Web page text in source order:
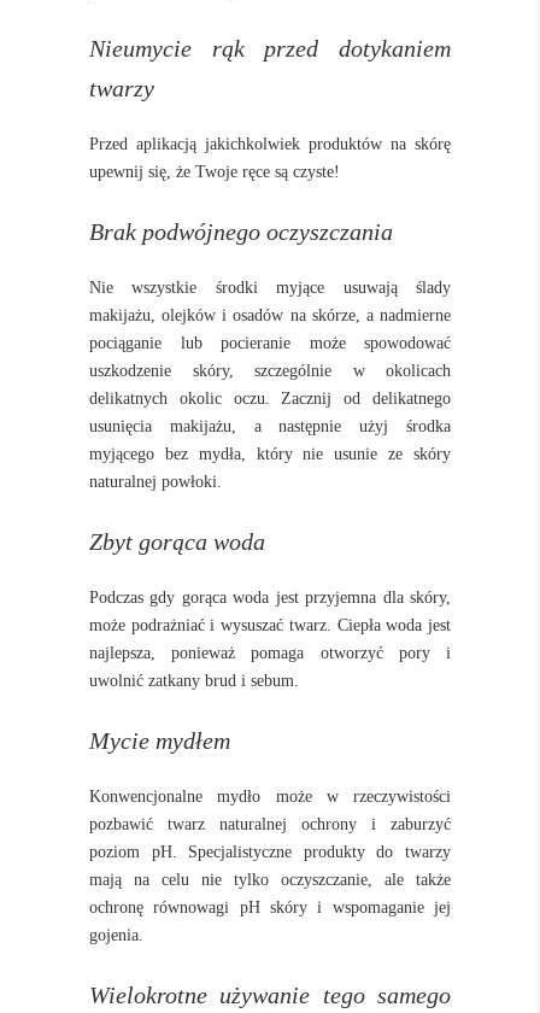
Nieumycie rąk przed dotykaniem
twarzy
Przed aplikacją jakichkolwiek produktów na skórę
upewnij się, że Twoje ręce są czyste!
Brak podwójnego oczyszczania
Nie wszystkie środki myjące usuwają ślady
makijażu, olejków i osadów na skórze, a nadmierne
pociąganie lub pocieranie może spowodować
uszkodzenie skóry, szczególnie w okolicach
delikatnych okolic oczu. Zacznij od delikatnego
usunięcia makijażu, a następnie użyj środka
myjącego bez mydła, który nie usunie ze skóry
naturalnej powłoki.
Zbyt gorąca woda
Podczas gdy gorąca woda jest przyjemna dla skóry,
może podrażniać i wysuszać twarz. Ciepła woda jest
najlepsza, ponieważ pomaga otworzyć pory i
uwolnić zatkany brud i sebum.
Mycie mydłem
Konwencjonalne mydło może w rzeczywistości
pozbawić twarz naturalnej ochrony i zaburzyć
poziom pH. Specjalistyczne produkty do twarzy
mają na celu nie tylko oczyszczanie, ale także
ochronę równowagi pH skóry i wspomaganie jej
gojenia.
Wielokrotne używanie tego samego